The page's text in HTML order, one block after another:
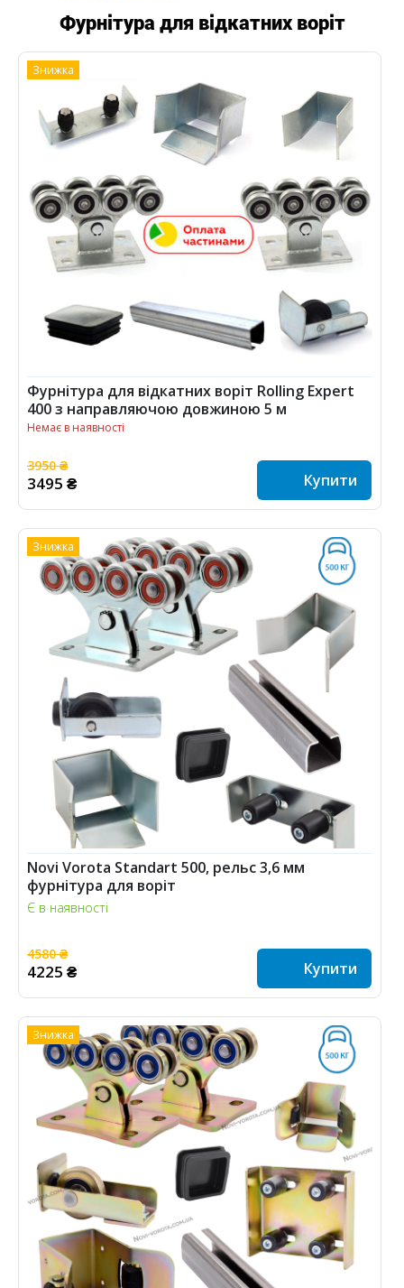
Фурнітура для відкатних воріт
Знижка
Фурнітура для відкатних воріт Rolling Expert
400 з направляючою довжиною 5 м
Немає в наявності
3950 ₴
3495 ₴ Купити
Знижка
Novi Vorota Standart 500, рельс 3,6 мм
фурнітура для воріт
Є в наявності
4580 ₴
4225 ₴ Купити
Знижка